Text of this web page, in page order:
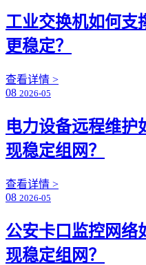
工业交换机如何支
更稳定？
查看详情 >
08 2026-05
电力设备远程维护
现稳定组网？
查看详情 >
08 2026-05
公安卡口监控网络
现稳定组网？